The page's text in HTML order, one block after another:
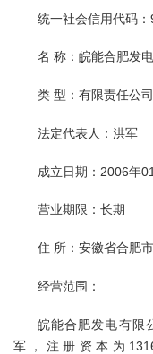
统一社会信用代码
名 称：皖能合肥发
类 型：有限责任公
法定代表人：洪军
成立日期：2006年
营业期限：长期
住 所：安徽省合肥
经营范围：
皖能合肥发电有限
军，注册资本为